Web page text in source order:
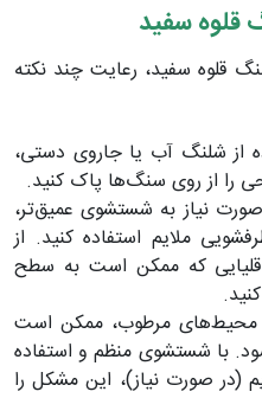
قلوه سفید
قلوه سفید، رعایت چند نکته
از شلنگ آب یا جاروی دستی،
را از روی سنگ‌ها پاک کنید.
نیاز به شستشوی عمیق‌تر،
ملایم استفاده کنید. از
که ممکن است به سطح
محیط‌های مرطوب، ممکن است
با شستشوی منظم و استفاده
(در صورت نیاز)، این مشکل را